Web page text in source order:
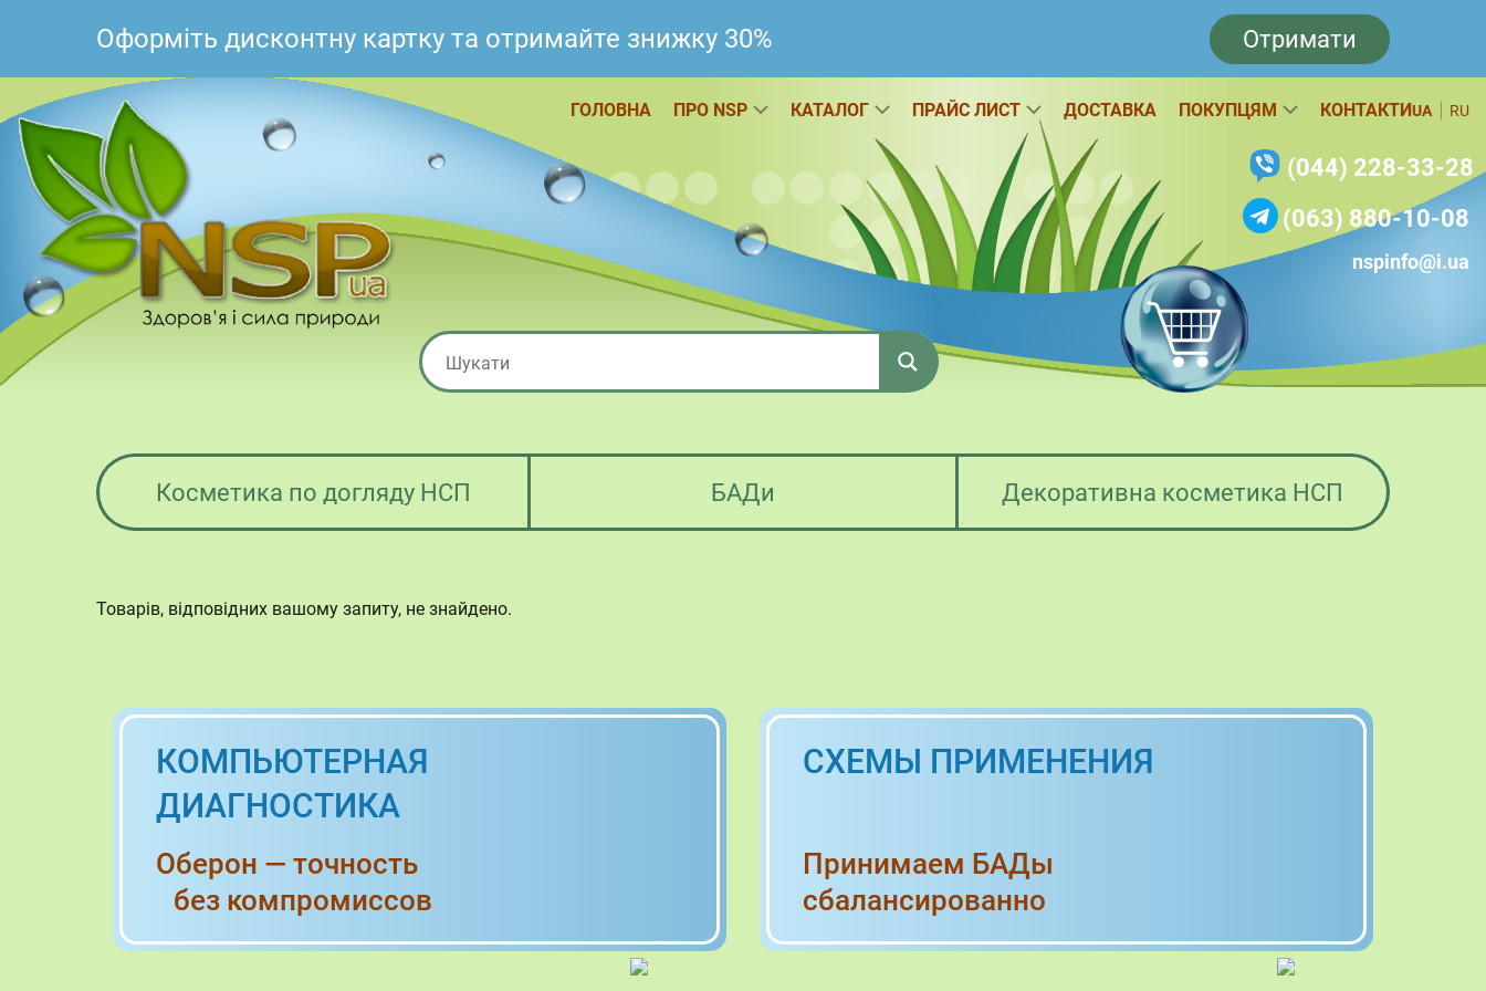
ГОЛОВНА ПРО NSP КАТАЛОГ ПРАЙС ЛИСТ ДОСТАВКА ПОКУПЦЯМ КОНТАКТИUA RU
(044) 228-33-28
(063) 880-10-08
nspinfo@i.ua
Оформіть дисконтну картку та отримайте знижку 30% Отримати
Косметика по догляду НСП БАДи Декоративна косметика НСП
Товарів, відповідних вашому запиту, не знайдено.
КОМПЬЮТЕРНАЯ
ДИАГНОСТИКА
Оберон — точность
без компромиссов
СХЕМЫ ПРИМЕНЕНИЯ
Принимаем БАДы
сбалансированно